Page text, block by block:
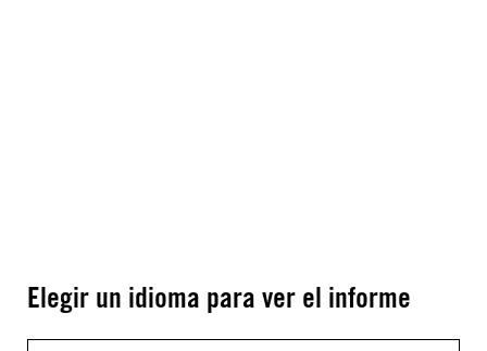
Elegir un idioma para ver el informe